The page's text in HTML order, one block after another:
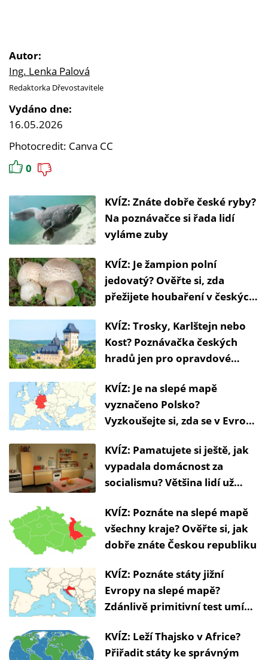
Autor:
Ing. Lenka Palová
Redaktorka Dřevostavitele
Vydáno dne:
16.05.2026
Photocredit: Canva CC
0
KVÍZ: Znáte dobře české ryby?
Na poznávačce si řada lidí
vyláme zuby
KVÍZ: Je žampion polní
jedovatý? Ověřte si, zda
přežijete houbaření v českých
KVÍZ: Trosky, Karlštejn nebo
Kost? Poznávačka českých
hradů jen pro opravdové
KVÍZ: Je na slepé mapě
vyznačeno Polsko?
Vyzkoušejte si, zda se v Evropě
KVÍZ: Pamatujete si ještě, jak
vypadala domácnost za
socialismu? Většina lidí už
KVÍZ: Poznáte na slepé mapě
všechny kraje? Ověřte si, jak
dobře znáte Českou republiku
KVÍZ: Poznáte státy jižní
Evropy na slepé mapě?
Zdánlivě primitivní test umí
KVÍZ: Leží Thajsko v Africe?
Přiřadit státy ke správným